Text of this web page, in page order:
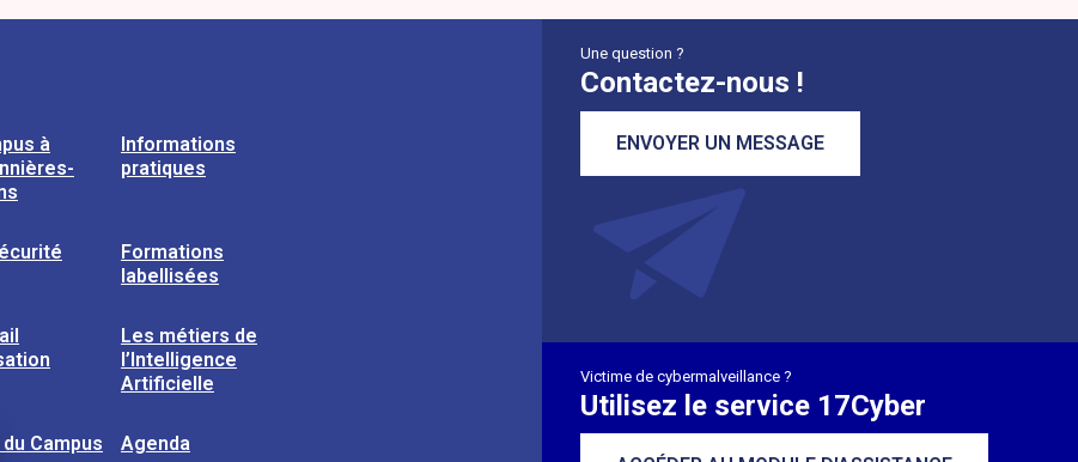
à
Informations
pratiques
Formations
labellisées
Les métiers de
l’Intelligence
Artificielle
du Campus Agenda
Une question ?
Contactez-nous !
ENVOYER UN MESSAGE
Victime de cybermalveillance ?
Utilisez le service 17Cyber